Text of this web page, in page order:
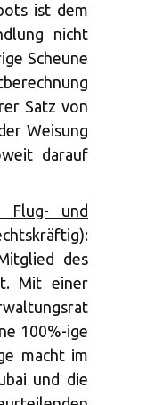
ist dem
nicht
Scheune
Satz von
Weisung
darauf
Flug- und
des
Mit einer
100%-ige
macht im
und die